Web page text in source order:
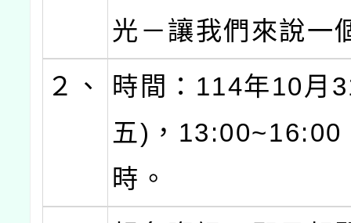
光－讓我們來說一
２、
時間：114年10月
五)，13:00~16:00
時。